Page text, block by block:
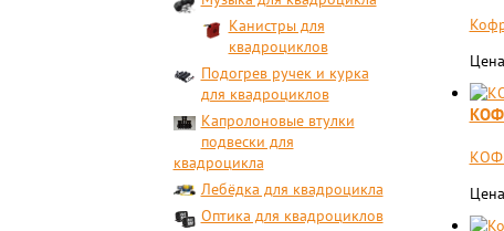
Канистры для
квадроциклов
Подогрев ручек и курка
для квадроциклов
Капролоновые втулки
подвески для
квадроцикла
Лебёдка для квадроцикла
Оптика для квадроциклов